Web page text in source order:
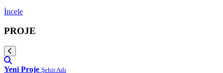
İncele
PROJE
Yeni Proje Şehir Adı